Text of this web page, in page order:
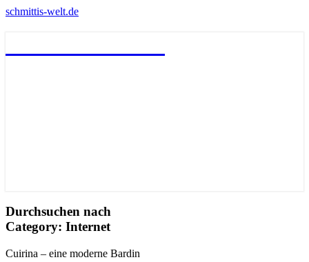
schmittis-welt.de
Durchsuchen nach
Category: Internet
Cuirina – eine moderne Bardin